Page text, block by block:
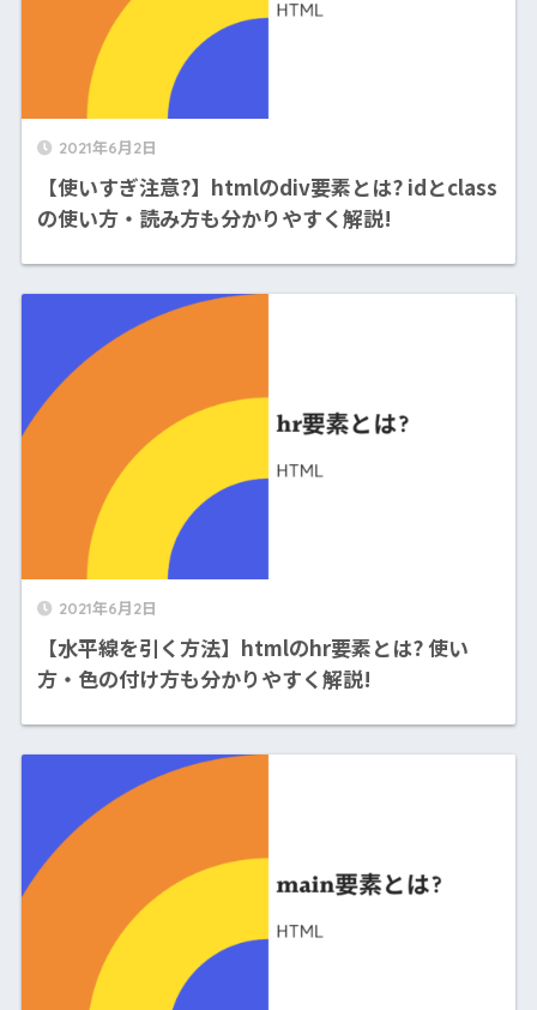
2021年6月2日
【使いすぎ注意?】htmlのdiv要素とは? idとclass
の使い方・読み方も分かりやすく解説!
2021年6月2日
【水平線を引く方法】htmlのhr要素とは? 使い
方・色の付け方も分かりやすく解説!